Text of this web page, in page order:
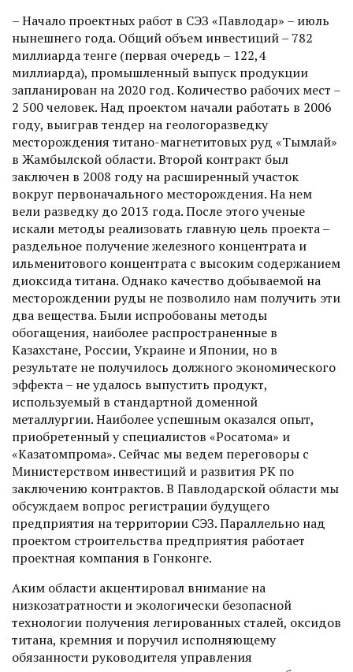
– Начало проектных работ в СЭЗ «Павлодар» – июль
нынешнего года. Общий объем инвестиций – 782
миллиарда тенге (первая очередь – 122,4
миллиарда), промышленный выпуск продукции
запланирован на 2020 год. Количество рабочих мест –
2 500 человек. Над проектом начали работать в 2006
году, выиграв тендер на геологоразведку
месторождения титано-магнетитовых руд «Тымлай»
в Жамбылской области. Второй контракт был
заключен в 2008 году на расширенный участок
вокруг первоначального месторождения. На нем
вели разведку до 2013 года. После этого ученые
искали методы реализовать главную цель проекта –
раздельное получение железного концентрата и
ильменитового концентрата с высоким содержанием
диоксида титана. Однако качество добываемой на
месторождении руды не позволило нам получить эти
два вещества. Были испробованы методы
обогащения, наиболее распространенные в
Казахстане, России, Украине и Японии, но в
результате не получилось должного экономического
эффекта – не удалось выпустить продукт,
используемый в стандартной доменной
металлургии. Наиболее успешным оказался опыт,
приобретенный у специалистов «Росатома» и
«Казатомпрома». Сейчас мы ведем переговоры с
Министерством инвестиций и развития РК по
заключению контрактов. В Павлодарской области мы
обсуждаем вопрос регистрации будущего
предприятия на территории СЭЗ. Параллельно над
проектом строительства предприятия работает
проектная компания в Гонконге.
Аким области акцентировал внимание на
низкозатратности и экологически безопасной
технологии получения легированных сталей, оксидов
титана, кремния и поручил исполняющему
обязанности руководителя управления